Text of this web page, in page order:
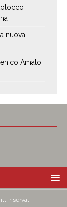
nuova
Amato,
riservati